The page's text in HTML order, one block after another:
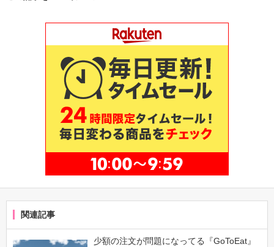
関連記事
少額の注文が問題になってる『GoToEat』